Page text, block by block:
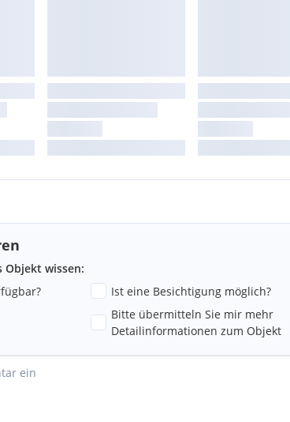
Objekt wissen:
Ist eine Besichtigung möglich?
Bitte übermitteln Sie mir mehr
Detailinformationen zum Objekt